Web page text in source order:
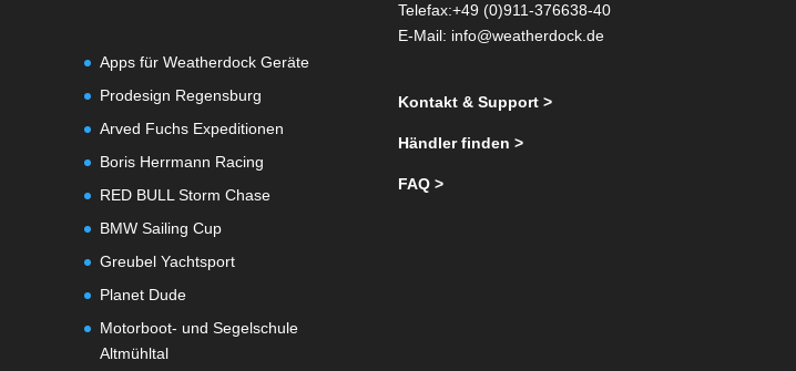
Apps für Weatherdock Geräte
Prodesign Regensburg
Arved Fuchs Expeditionen
Boris Herrmann Racing
RED BULL Storm Chase
BMW Sailing Cup
Greubel Yachtsport
Planet Dude
Motorboot- und Segelschule
Altmühltal
Telefax:+49 (0)911-376638-40
E-Mail: info@weatherdock.de
Kontakt & Support >
Händler finden >
FAQ >